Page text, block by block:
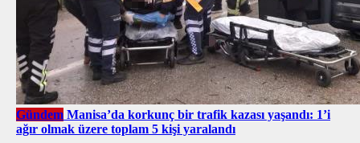
Gündem Manisa’da korkunç bir trafik kazası yaşandı: 1’i
ağır olmak üzere toplam 5 kişi yaralandı